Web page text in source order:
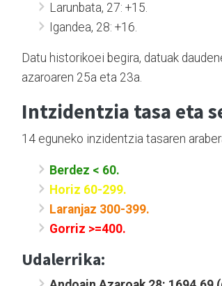
Larunbata, 27: +15.
Igandea, 28: +16.
Datu historikoei begira, datuak
azaroaren 25a eta 23a.
Intzidentzia tasa eta
14 eguneko inzidentzia tasaren
Berdez < 60.
Horiz 60-299.
Laranjaz 300-399.
Gorriz >=400.
Udalerrika: